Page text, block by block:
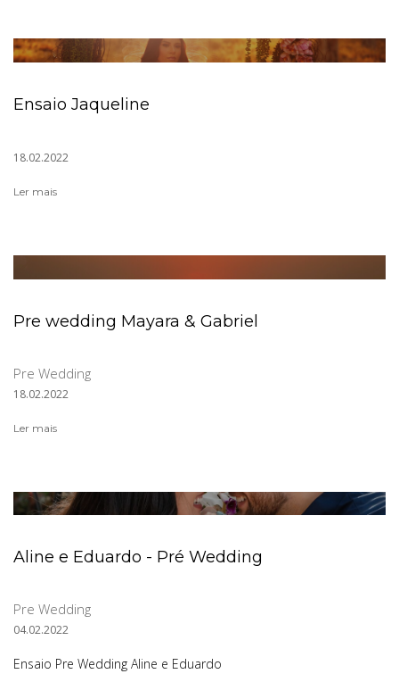
Ensaio Jaqueline
18.02.2022
Ler mais
Pre wedding Mayara & Gabriel
Pre Wedding
18.02.2022
Ler mais
Aline e Eduardo - Pré Wedding
Pre Wedding
04.02.2022
Ensaio Pre Wedding Aline e Eduardo